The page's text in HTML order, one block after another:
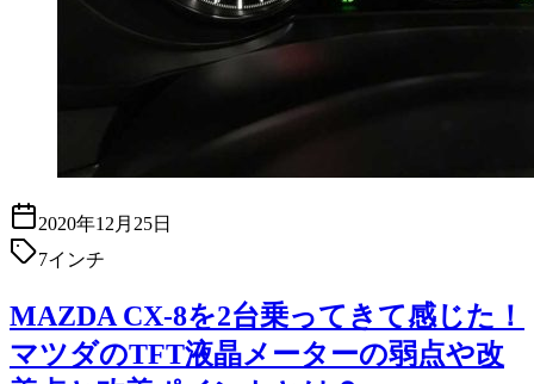
2020年12月25日
7インチ
MAZDA CX-8を2台乗ってきて感じた！
マツダのTFT液晶メーターの弱点や改